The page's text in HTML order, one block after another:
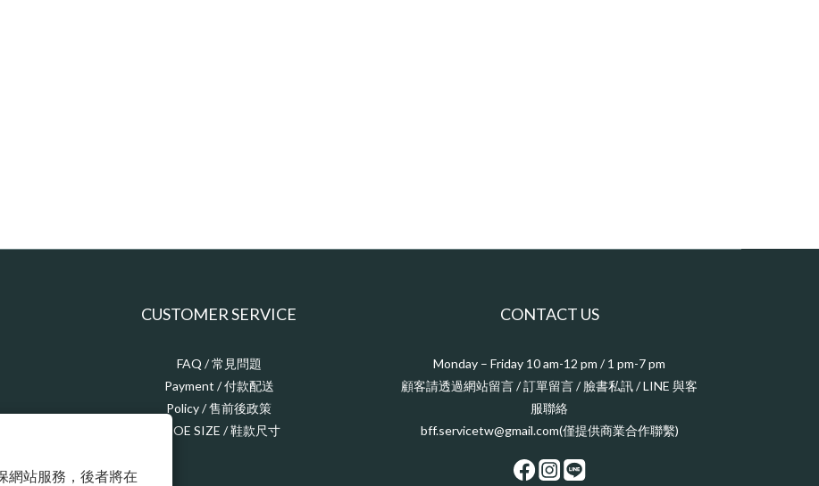
網站服務，後者將在
CUSTOMER SERVICE
FAQ / 常見問題
Payment / 付款配送
Policy / 售前後政策
SHOE SIZE / 鞋款尺寸
CONTACT US
Monday – Friday 10 am-12 pm / 1 pm-7 pm
顧客請透過網站留言 / 訂單留言 / 臉書私訊 / LINE 與客
服聯絡
bff.servicetw@gmail.com(僅提供商業合作聯繫)